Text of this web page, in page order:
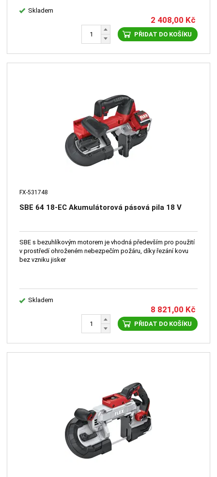
Skladem
2 408,00 Kč
PŘIDAT DO KOŠÍKU
FX-531748
SBE 64 18-EC Akumulátorová pásová pila 18 V
SBE s bezuhlíkovým motorem je vhodná především pro použití
v prostředí ohroženém nebezpečím požáru, díky řezání kovu
bez vzniku jisker
Skladem
8 821,00 Kč
PŘIDAT DO KOŠÍKU